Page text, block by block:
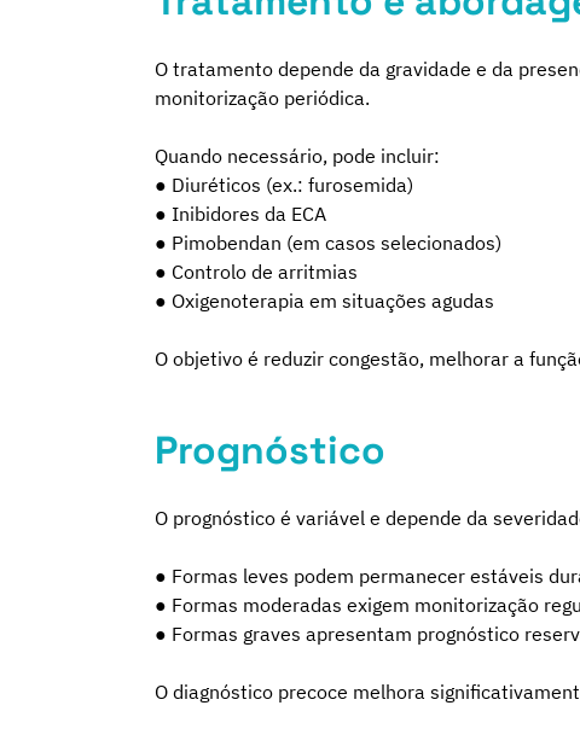
O tratamento depende da gravidade e da
monitorização periódica.
Quando necessário, pode incluir:
● Diuréticos (ex.: furosemida)
● Inibidores da ECA
● Pimobendan (em casos selecionados)
● Controlo de arritmias
● Oxigenoterapia em situações agudas
O objetivo é reduzir congestão, melhorar a
Prognóstico
O prognóstico é variável e depende da
● Formas leves podem permanecer estáveis
● Formas moderadas exigem monitorização
● Formas graves apresentam prognóstico
O diagnóstico precoce melhora